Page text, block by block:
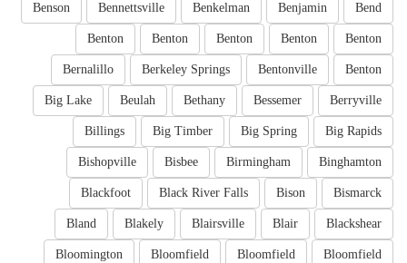
Bend
Benjamin
Benkelman
Bennettsville
Benson
Benton
Benton
Benton
Benton
Benton
Benton
Bentonville
Berkeley Springs
Bernalillo
Berryville
Bessemer
Bethany
Beulah
Big Lake
Big Rapids
Big Spring
Big Timber
Billings
Binghamton
Birmingham
Bisbee
Bishopville
Bismarck
Bison
Black River Falls
Blackfoot
Blackshear
Blair
Blairsville
Blakely
Bland
Bloomfield
Bloomfield
Bloomfield
Bloomington